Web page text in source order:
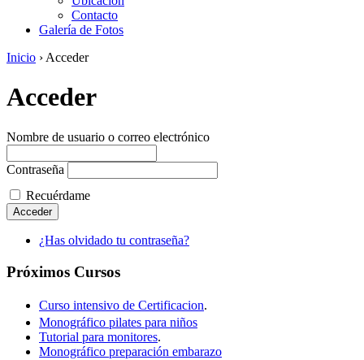
Contacto
Galería de Fotos
Inicio › Acceder
Acceder
Nombre de usuario o correo electrónico
Contraseña
Recuérdame
Acceder
¿Has olvidado tu contraseña?
Próximos Cursos
Curso intensivo de Certificacion.
Monográfico pilates para niños
Tutorial para monitores.
Monográfico preparación embarazo